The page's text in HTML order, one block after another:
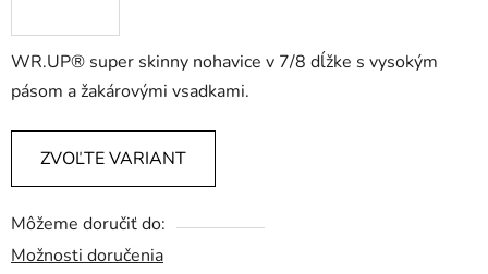
WR.UP® super skinny nohavice v 7/8 dĺžke s vysokým
pásom a žakárovými vsadkami.
ZVOĽTE VARIANT
Môžeme doručiť do:
Možnosti doručenia